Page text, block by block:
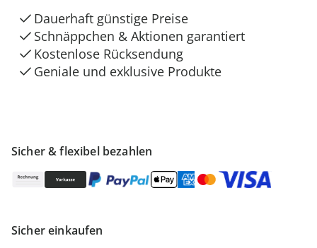
Sicher & flexibel bezahlen
Sicher einkaufen
Dauerhaft günstige Preise
Schnäppchen & Aktionen garantiert
Kostenlose Rücksendung
Geniale und exklusive Produkte